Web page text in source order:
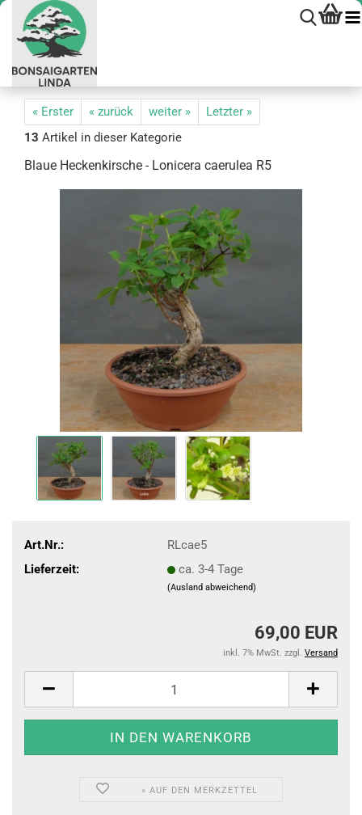
« Erster « zurück weiter »
Letzter »
13 Artikel in dieser Kategorie
Blaue He­cken­kir­sche - Lo­ni­ce­ra cae­ru­lea R5
Art.Nr.:
RLcae5
Lieferzeit:
ca. 3-4 Tage
(Ausland abweichend)
69,00 EUR
inkl. 7% MwSt. zzgl. Versand
» AUF DEN MERKZETTEL